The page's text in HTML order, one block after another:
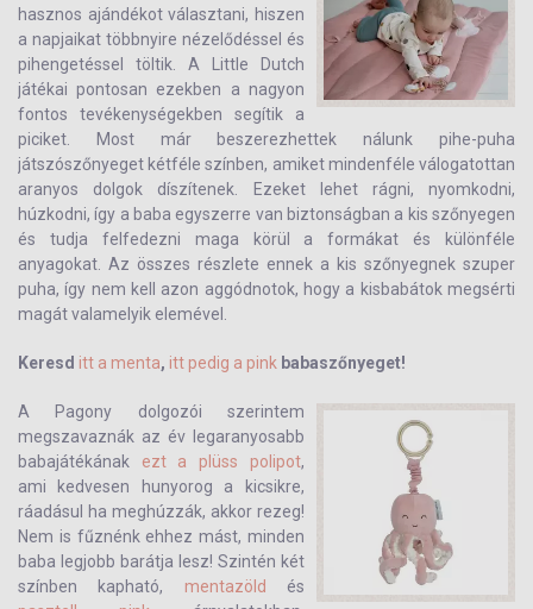
hasznos ajándékot választani, hiszen
a napjaikat többnyire nézelődéssel és
pihengetéssel töltik. A Little Dutch
játékai pontosan ezekben a nagyon
fontos tevékenységekben segítik a
piciket. Most már beszerezhettek nálunk pihe-puha
játszószőnyeget kétféle színben, amiket mindenféle válogatottan
aranyos dolgok díszítenek. Ezeket lehet rágni, nyomkodni,
húzkodni, így a baba egyszerre van biztonságban a kis szőnyegen
és tudja felfedezni maga körül a formákat és különféle
anyagokat. Az összes részlete ennek a kis szőnyegnek szuper
puha, így nem kell azon aggódnotok, hogy a kisbabátok megsérti
magát valamelyik elemével.
Keresd itt a menta, itt pedig a pink babaszőnyeget!
A Pagony dolgozói szerintem
megszavaznák az év legaranyosabb
babajátékának ezt a plüss polipot,
ami kedvesen hunyorog a kicsikre,
ráadásul ha meghúzzák, akkor rezeg!
Nem is fűznénk ehhez mást, minden
baba legjobb barátja lesz! Szintén két
színben kapható, mentazöld és